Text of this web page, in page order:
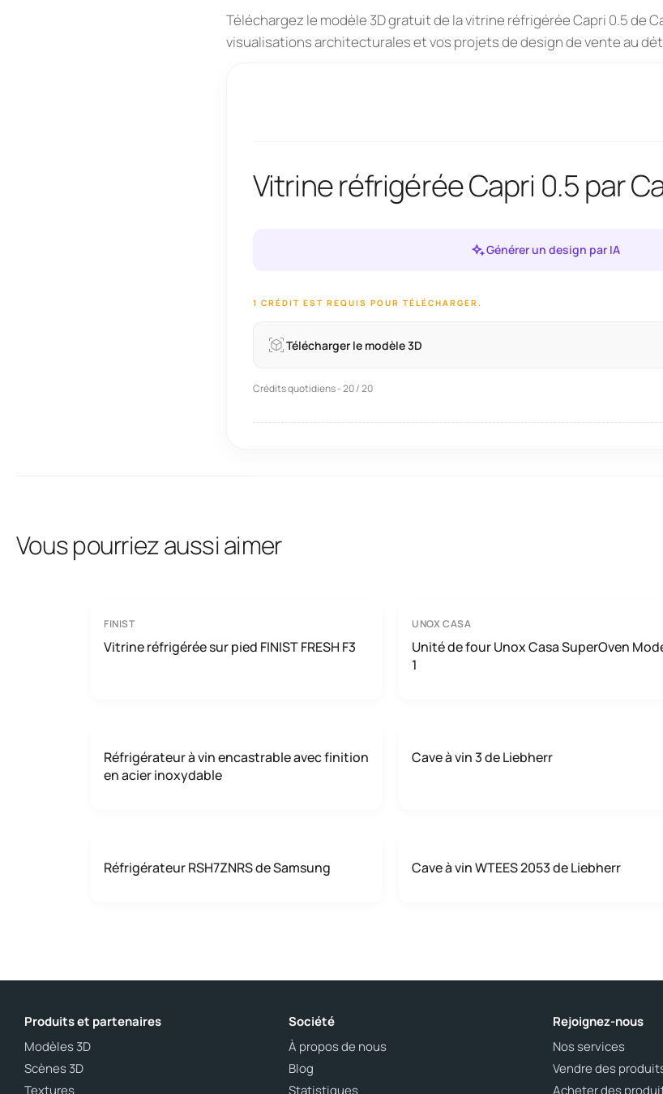
Téléchargez le modèle 3D gratuit de la vitrine réfrigérée Capri 0.5 de
visualisations architecturales et vos projets de design de vente au
Vitrine réfrigérée Capri 0.5 par
Générer un design par IA
1 CRÉDIT EST REQUIS POUR TÉLÉCHARGER.
Télécharger le modèle 3D
Crédits quotidiens - 20 / 20
Vous pourriez aussi aimer
FINIST
Vitrine réfrigérée sur pied FINIST FRESH F3
UNOX CASA
Unité de four Unox Casa SuperOven
1
Réfrigérateur à vin encastrable avec finition
en acier inoxydable
Cave à vin 3 de Liebherr
Réfrigérateur RSH7ZNRS de Samsung Cave à vin WTEES 2053 de Liebherr
Produits et partenaires
Modèles 3D
Scènes 3D
Textures
Société
À propos de nous
Blog
Statistiques
Rejoignez-nous
Nos services
Vendre des
Acheter des